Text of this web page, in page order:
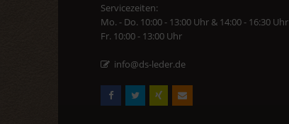
Servicezeiten:
Mo. - Do. 10:00 - 13:00 Uhr & 14:00 - 16:30 Uhr
Fr. 10:00 - 13:00 Uhr
info@ds-leder.de